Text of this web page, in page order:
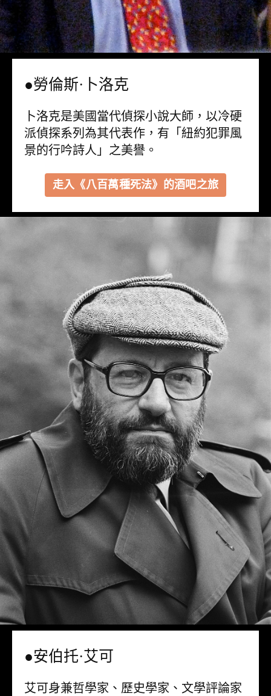
●勞倫斯·卜洛克
卜洛克是美國當代偵探小說大師，以冷硬
派偵探系列為其代表作，有「紐約犯罪風
景的行吟詩人」之美譽。
走入《八百萬種死法》的酒吧之旅
●安伯托·艾可
艾可身兼哲學家、歷史學家、文學評論家